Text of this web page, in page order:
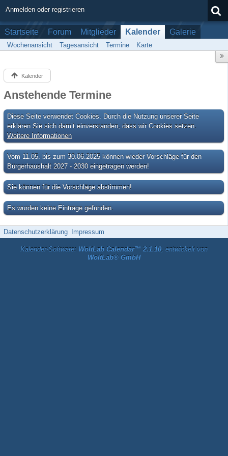
Anmelden oder registrieren
Startseite Forum Mitglieder Kalender Galerie
Wochenansicht Tagesansicht Termine Karte
Kalender
Anstehende Termine
Diese Seite verwendet Cookies. Durch die Nutzung unserer Seite
erklären Sie sich damit einverstanden, dass wir Cookies setzen.
Weitere Informationen
Vom 11.05. bis zum 30.06.2025 können wieder Vorschläge für den
Bürgerhaushalt 2027 - 2030 eingetragen werden!
Sie können für die Vorschläge abstimmen!
Es wurden keine Einträge gefunden.
Datenschutzerklärung Impressum
Kalender-Software: WoltLab Calendar™ 2.1.10, entwickelt von
WoltLab® GmbH